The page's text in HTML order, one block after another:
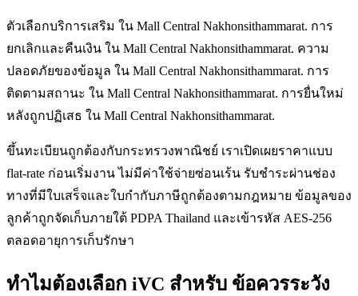
ตัวเลือกบริการเสริม ใน Mall Central Nakhonsithammarat. การ
ยกเลิกและคืนเงิน ใน Mall Central Nakhonsithammarat. ความ
ปลอดภัยของข้อมูล ใน Mall Central Nakhonsithammarat. การ
ติดตามสถานะ ใน Mall Central Nakhonsithammarat. การยื่นใหม่
หลังถูกปฏิเสธ ใน Mall Central Nakhonsithammarat.
ขึ้นทะเบียนถูกต้องกับกระทรวงพาณิชย์ เราเปิดเผยราคาแบบ
flat-rate ก่อนเริ่มงาน ไม่มีค่าใช้จ่ายซ่อนเร้น รับชำระผ่านช่อง
ทางที่มีใบเสร็จและใบกำกับภาษีถูกต้องตามกฎหมาย ข้อมูลของ
ลูกค้าถูกจัดเก็บภายใต้ PDPA Thailand และเข้ารหัส AES-256
ตลอดอายุการเก็บรักษา
ทำไมต้องเลือก iVC สำหรับ ข้อควรระวัง